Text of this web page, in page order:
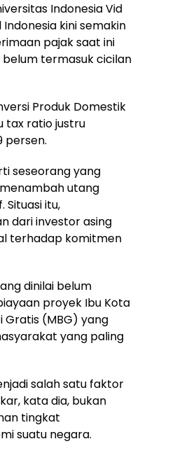
Indonesia Vid
kini semakin
pajak saat ini
termasuk cicilan
Produk Domestik
tax ratio justru
persen.
seseorang yang
utang
itu,
dari investor asing
terhadap komitmen
dinilai belum
proyek Ibu Kota
Gratis (MBG) yang
yang paling
salah satu faktor
kata dia, bukan
tingkat
suatu negara.